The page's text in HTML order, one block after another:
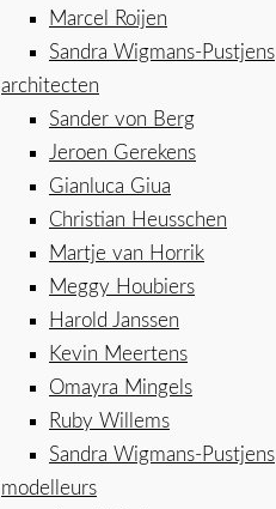
Marcel Roijen
Sandra Wigmans-Pustjens
architecten
Sander von Berg
Jeroen Gerekens
Gianluca Giua
Christian Heusschen
Martje van Horrik
Meggy Houbiers
Harold Janssen
Kevin Meertens
Omayra Mingels
Ruby Willems
Sandra Wigmans-Pustjens
modelleurs